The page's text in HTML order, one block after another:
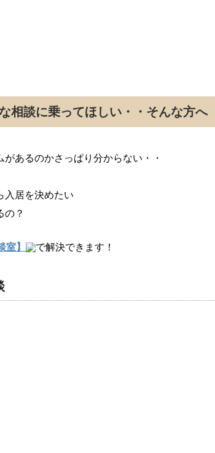
相談に乗ってほしい・・そんな方へ
あるのかさっぱり分からない・・
入居を決めたい
の？
】 で解決できます！